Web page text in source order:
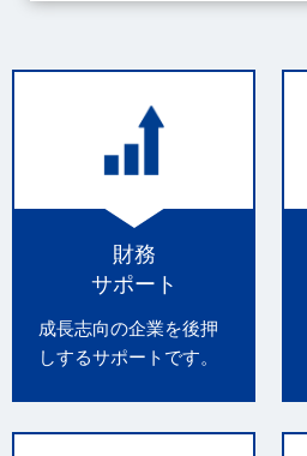
財務
サポート
成長志向の企業を後押
しするサポートです。